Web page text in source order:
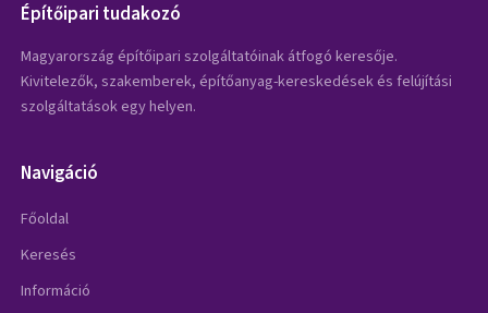
Építőipari tudakozó
Magyarország építőipari szolgáltatóinak átfogó keresője.
Kivitelezők, szakemberek, építőanyag-kereskedések és felújítási
szolgáltatások egy helyen.
Navigáció
Főoldal
Keresés
Információ